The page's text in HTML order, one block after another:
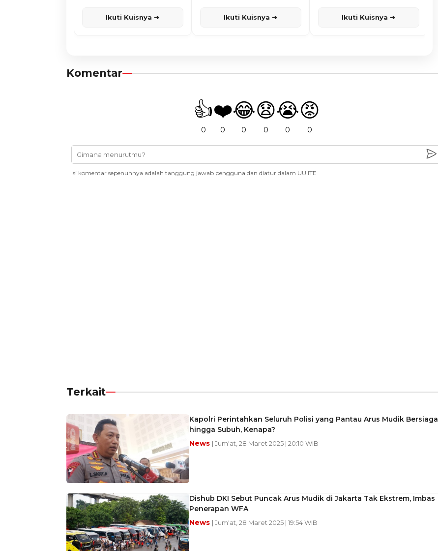
Ikuti Kuisnya ➔ Ikuti Kuisnya ➔ Ikuti Kuisnya ➔
Komentar
👍
0
❤️
0
😂
0
😧
0
😭
0
😡
0
Isi komentar sepenuhnya adalah tanggung jawab pengguna dan diatur dalam UU ITE
Terkait
Kapolri Perintahkan Seluruh Polisi yang Pantau Arus Mudik Bersiaga
hingga Subuh, Kenapa?
News | Jum'at, 28 Maret 2025 | 20:10 WIB
Dishub DKI Sebut Puncak Arus Mudik di Jakarta Tak Ekstrem, Imbas
Penerapan WFA
News | Jum'at, 28 Maret 2025 | 19:54 WIB